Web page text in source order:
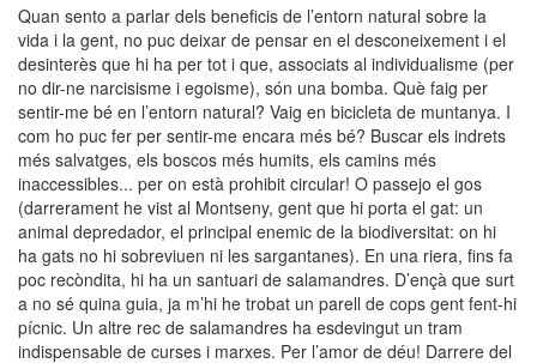
Quan sento a parlar dels beneficis de l’entorn natural sobre la
vida i la gent, no puc deixar de pensar en el desconeixement i el
desinterès que hi ha per tot i que, associats al individualisme (per
no dir-ne narcisisme i egoisme), són una bomba. Què faig per
sentir-me bé en l’entorn natural? Vaig en bicicleta de muntanya. I
com ho puc fer per sentir-me encara més bé? Buscar els indrets
més salvatges, els boscos més humits, els camins més
inaccessibles... per on està prohibit circular! O passejo el gos
(darrerament he vist al Montseny, gent que hi porta el gat: un
animal depredador, el principal enemic de la biodiversitat: on hi
ha gats no hi sobreviuen ni les sargantanes). En una riera, fins fa
poc recòndita, hi ha un santuari de salamandres. D’ençà que surt
a no sé quina guia, ja m’hi he trobat un parell de cops gent fent-hi
pícnic. Un altre rec de salamandres ha esdevingut un tram
indispensable de curses i marxes. Per l’amor de déu! Darrere del